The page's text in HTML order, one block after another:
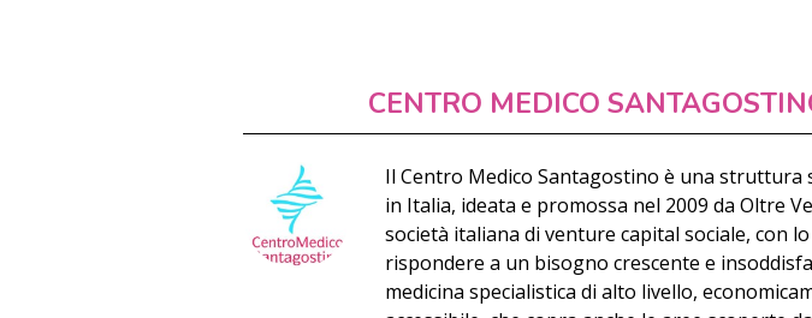
CENTRO MEDICO
Il Centro Medico Santagostino è una struttura
in Italia, ideata e promossa nel 2009 da Oltre
società italiana di venture capital sociale, con
rispondere a un bisogno crescente e
medicina specialistica di alto livello,